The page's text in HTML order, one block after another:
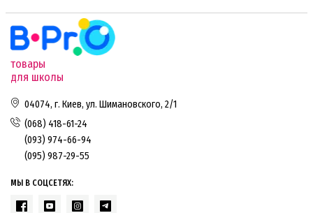
товары
для школы
04074, г. Киев, ул. Шимановского, 2/1
(068) 418-61-24
(093) 974-66-94
(095) 987-29-55
МЫ В СОЦСЕТЯХ: